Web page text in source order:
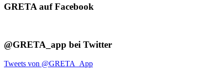
GRETA auf Facebook
@GRETA_app bei Twitter
Tweets von @GRETA_App